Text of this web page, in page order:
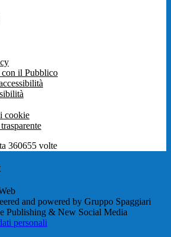
il Pubblico
cookie
360655 volte
and powered by Gruppo Spaggiari
Publishing & New Social Media
personali